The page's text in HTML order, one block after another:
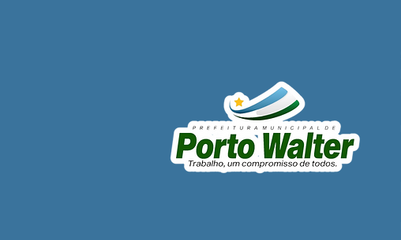
Prefeito garante reabertura
do Ramal do Grajaú e
reforça compromisso com